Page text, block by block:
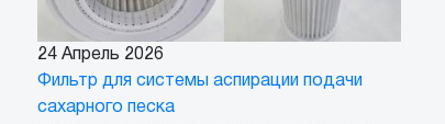
24 Апрель 2026
Фильтр для системы аспирации подачи
сахарного песка